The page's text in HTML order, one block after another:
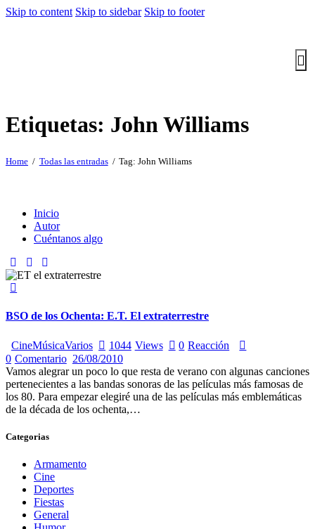
Skip to content Skip to sidebar Skip to footer
Etiquetas: John Williams
Home Todas las entradas Tag: John Williams
Inicio
Autor
Cuéntanos algo
BSO de los Ochenta: E.T. El extraterrestre
CineMúsicaVarios 1044 Views 0 Reacción
0 Comentario 26/08/2010
Vamos alegrar un poco lo que resta de verano con algunas canciones
pertenecientes a las bandas sonoras de las películas más famosas de
los 80. Para empezar elegiré una de las películas más emblemáticas
de la década de los ochenta,…
Categorias
Armamento
Cine
Deportes
Fiestas
General